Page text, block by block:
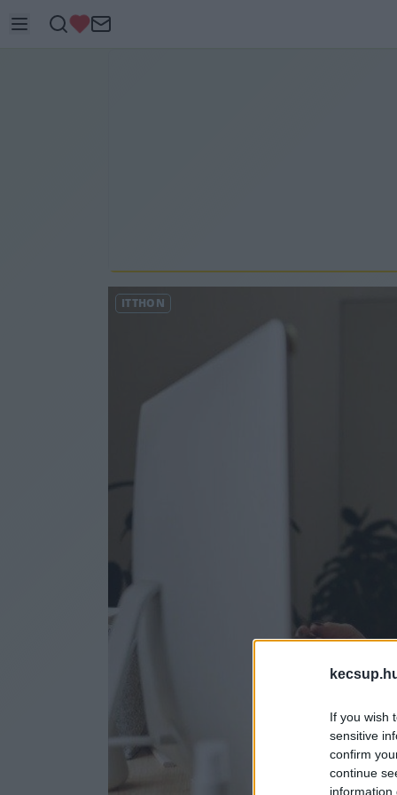
If you wish
sensitive
confirm
continue
information
ITTHON